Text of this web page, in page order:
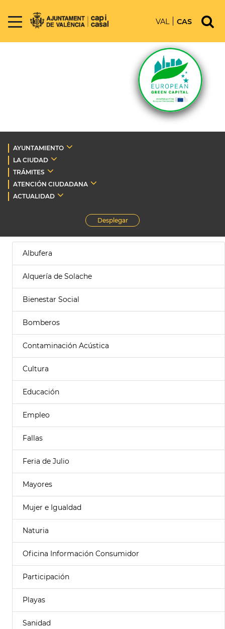
VAL CAS
AYUNTAMIENTO
LA CIUDAD
TRÁMITES
ATENCIÓN CIUDADANA
ACTUALIDAD
Desplegar
Albufera
Alquería de Solache
Bienestar Social
Bomberos
Contaminación Acústica
Cultura
Educación
Empleo
Fallas
Feria de Julio
Mayores
Mujer e Igualdad
Naturia
Oficina Información Consumidor
Participación
Playas
Sanidad